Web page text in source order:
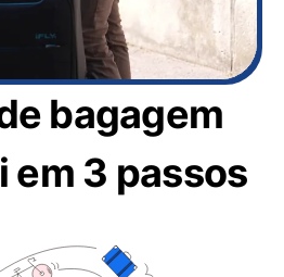
bagagem
em 3 passos